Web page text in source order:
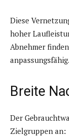
Diese
hoher
Abnehmer
anpassungsfähig.
Breite
Der
Zielgruppen an: